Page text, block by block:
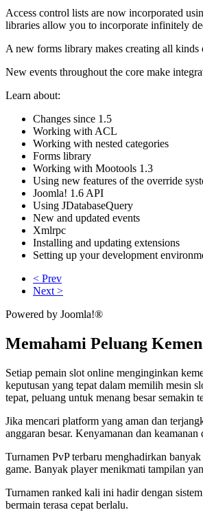
Access control lists are now incorporated
libraries allow you to incorporate infinitely
A new forms library makes creating all
New events throughout the core make
Learn about:
Changes since 1.5
Working with ACL
Working with nested categories
Forms library
Working with Mootools 1.3
Using new features of the override
Joomla! 1.6 API
Using JDatabaseQuery
New and updated events
Xmlrpc
Installing and updating extensions
Setting up your development
< Prev
Next >
Powered by Joomla!®
Memahami Peluang
Setiap pemain slot online menginginkan
keputusan yang tepat dalam memilih mesin
tepat, peluang untuk menang besar semakin
Jika mencari platform yang aman dan
anggaran besar. Kenyamanan dan
Turnamen PvP terbaru menghadirkan
game. Banyak player menikmati tampilan
Turnamen ranked kali ini hadir dengan
bermain terasa cepat berlalu.